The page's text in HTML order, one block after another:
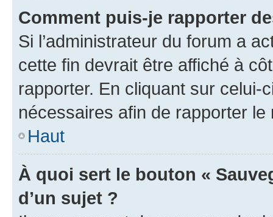
Comment puis-je rapporter
Si l’administrateur du forum a
cette fin devrait être affiché à
rapporter. En cliquant sur
nécessaires afin de rapporter le
Haut
À quoi sert le bouton «
d’un sujet ?